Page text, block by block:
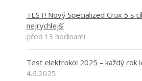
TEST! Nový Specialized Crux 5 s
nejrychlejší
před 13 hodinami
Test elektrokol 2025 – každý rok
4.6.2025